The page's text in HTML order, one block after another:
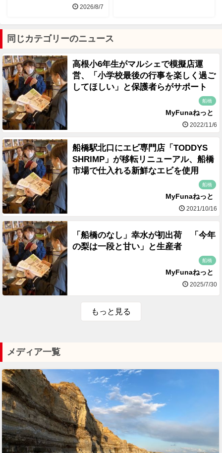
2026/8/7
同じカテゴリーのニュース
高根小6年生がマルシェで模擬店運
営、「小学校最後の行事を楽しく過ご
してほしい」と保護者らがサポート
船橋
MyFunaねっと
2022/11/6
船橋駅北口にエビ専門店「TODDYS
SHRIMP」が移転リニューアル、船橋
市場で仕入れる新鮮なエビを使用
船橋
MyFunaねっと
2021/10/16
「船橋のなし」幸水が初出荷 「今年
の梨は一段と甘い」と生産者
船橋
MyFunaねっと
2025/7/30
もっと見る
メディア一覧